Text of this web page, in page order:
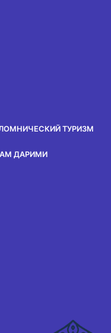
ТУРИЗМ
ДАРИМИ